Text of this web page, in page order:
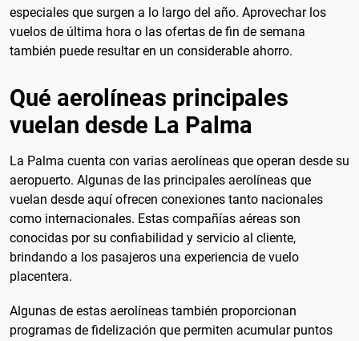
especiales que surgen a lo largo del año. Aprovechar los
vuelos de última hora o las ofertas de fin de semana
también puede resultar en un considerable ahorro.
Qué aerolíneas principales
vuelan desde La Palma
La Palma cuenta con varias aerolíneas que operan desde su
aeropuerto. Algunas de las principales aerolíneas que
vuelan desde aquí ofrecen conexiones tanto nacionales
como internacionales. Estas compañías aéreas son
conocidas por su confiabilidad y servicio al cliente,
brindando a los pasajeros una experiencia de vuelo
placentera.
Algunas de estas aerolíneas también proporcionan
programas de fidelización que permiten acumular puntos